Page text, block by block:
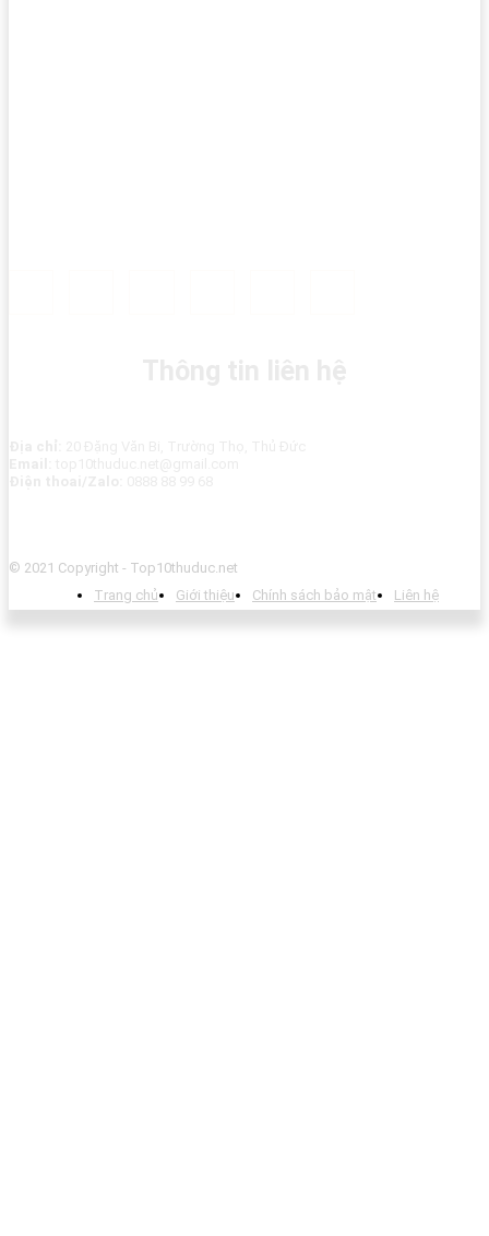
© 2021 Copyright - Top10thuduc.net
Trang chủ
Giới thiệu Chính sách bảo mật Liên hệ